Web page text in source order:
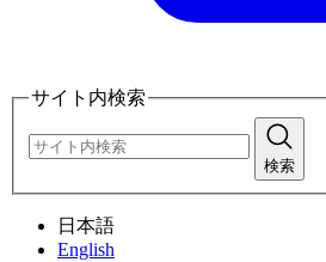
サイト内検索
検索
日本語
English